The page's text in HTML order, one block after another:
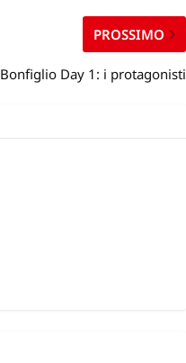
PROSSIMO
Bonfiglio Day 1: i protagonisti